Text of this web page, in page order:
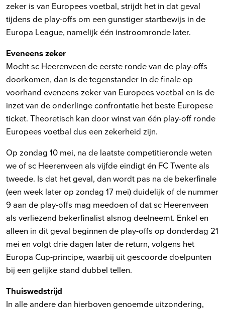
zeker is van Europees voetbal, strijdt het in dat geval
tijdens de play-offs om een gunstiger startbewijs in de
Europa League, namelijk één instroomronde later.
Eveneens zeker
Mocht sc Heerenveen de eerste ronde van de play-offs
doorkomen, dan is de tegenstander in de finale op
voorhand eveneens zeker van Europees voetbal en is de
inzet van de onderlinge confrontatie het beste Europese
ticket. Theoretisch kan door winst van één play-off ronde
Europees voetbal dus een zekerheid zijn.
Op zondag 10 mei, na de laatste competitieronde weten
we of sc Heerenveen als vijfde eindigt én FC Twente als
tweede. Is dat het geval, dan wordt pas na de bekerfinale
(een week later op zondag 17 mei) duidelijk of de nummer
9 aan de play-offs mag meedoen of dat sc Heerenveen
als verliezend bekerfinalist alsnog deelneemt. Enkel en
alleen in dit geval beginnen de play-offs op donderdag 21
mei en volgt drie dagen later de return, volgens het
Europa Cup-principe, waarbij uit gescoorde doelpunten
bij een gelijke stand dubbel tellen.
Thuiswedstrijd
In alle andere dan hierboven genoemde uitzondering,